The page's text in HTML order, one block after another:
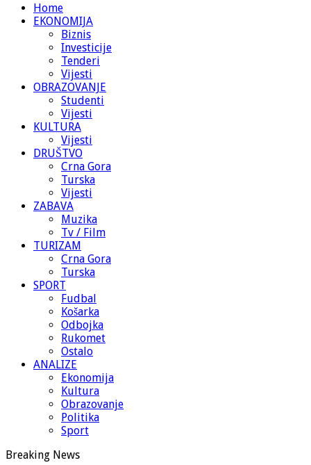
Home
EKONOMIJA
Biznis
Investicije
Tenderi
Vijesti
OBRAZOVANJE
Studenti
Vijesti
KULTURA
Vijesti
DRUŠTVO
Crna Gora
Turska
Vijesti
ZABAVA
Muzika
Tv / Film
TURIZAM
Crna Gora
Turska
SPORT
Fudbal
Košarka
Odbojka
Rukomet
Ostalo
ANALIZE
Ekonomija
Kultura
Obrazovanje
Politika
Sport
Breaking News